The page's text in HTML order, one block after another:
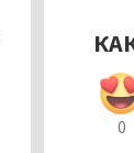
0